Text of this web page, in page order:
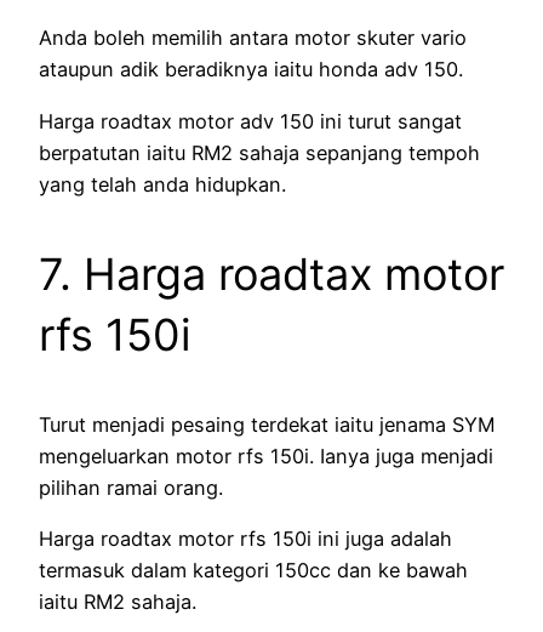
Anda boleh memilih antara motor skuter vario
ataupun adik beradiknya iaitu honda adv 150.
Harga roadtax motor adv 150 ini turut sangat
berpatutan iaitu RM2 sahaja sepanjang tempoh
yang telah anda hidupkan.
7. Harga roadtax motor
rfs 150i
Turut menjadi pesaing terdekat iaitu jenama SYM
mengeluarkan motor rfs 150i. Ianya juga menjadi
pilihan ramai orang.
Harga roadtax motor rfs 150i ini juga adalah
termasuk dalam kategori 150cc dan ke bawah
iaitu RM2 sahaja.